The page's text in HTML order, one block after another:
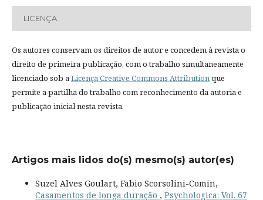
LICENÇA
Os autores conservam os direitos de autor e concedem à revista o
direito de primeira publicação, com o trabalho simultaneamente
licenciado sob aLicença Creative Commons Attributionque
permite a partilha do trabalho com reconhecimento da autoria e
publicação inicial nesta revista.
Artigos mais lidos do(s) mesmo(s) autor(es)
Suzel Alves Goulart, Fabio Scorsolini-Comin,
Casamentos de longa duração , Psychologica: Vol. 67